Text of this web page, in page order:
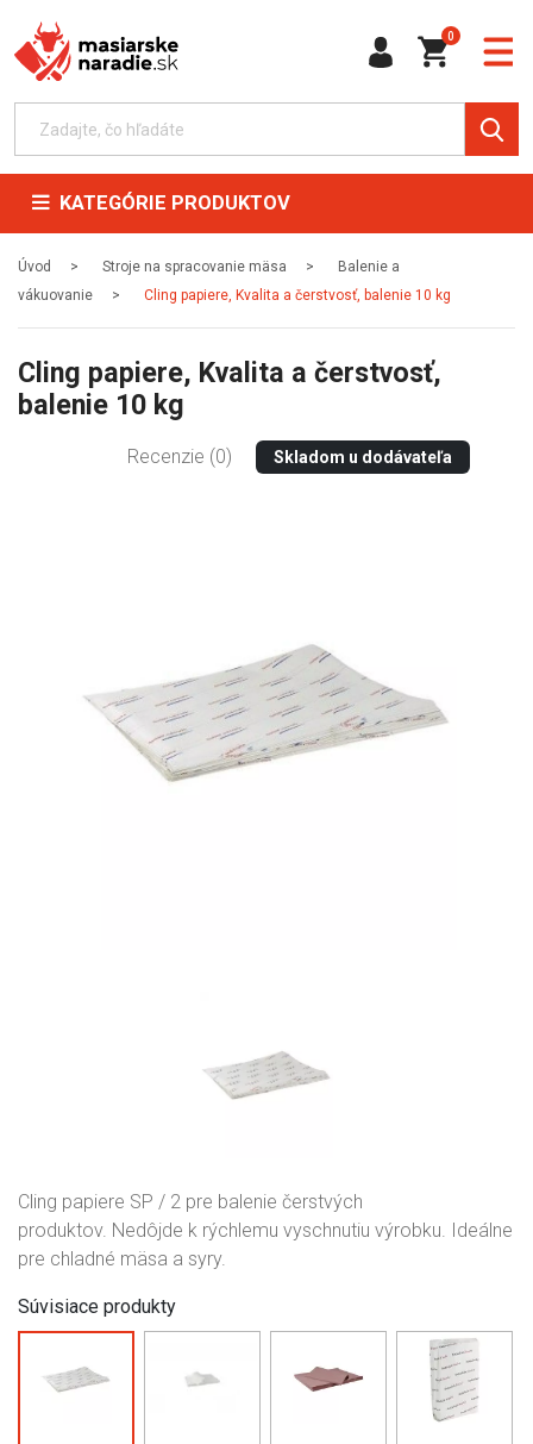
0
KATEGÓRIE PRODUKTOV
Úvod Stroje na spracovanie mäsa
Balenie a
vákuovanie
Cling papiere, Kvalita a čerstvosť, balenie 10 kg
Cling papiere, Kvalita a čerstvosť,
balenie 10 kg
Recenzie (0) Skladom u dodávateľa
Cling papiere SP / 2 pre balenie čerstvých
produktov. Nedôjde k rýchlemu vyschnutiu výrobku. Ideálne
pre chladné mäsa a syry.
Súvisiace produkty